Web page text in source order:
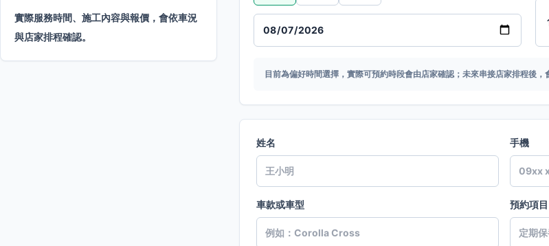
實際服務時間、施工內容與報價，會依車況
與店家排程確認。
目前為偏好時間選擇，實際可預約時段會由店家確認；未來串接店家排程後，
姓名 手機
車款或車型 預約項目